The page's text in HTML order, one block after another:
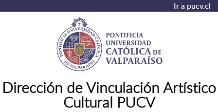
Ir a pucv.cl
Dirección de Vinculación Artístico
Cultural PUCV